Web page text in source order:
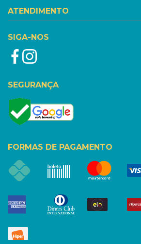
ATENDIMENTO
SIGA-NOS
SEGURANÇA
FORMAS DE PAGAMENTO